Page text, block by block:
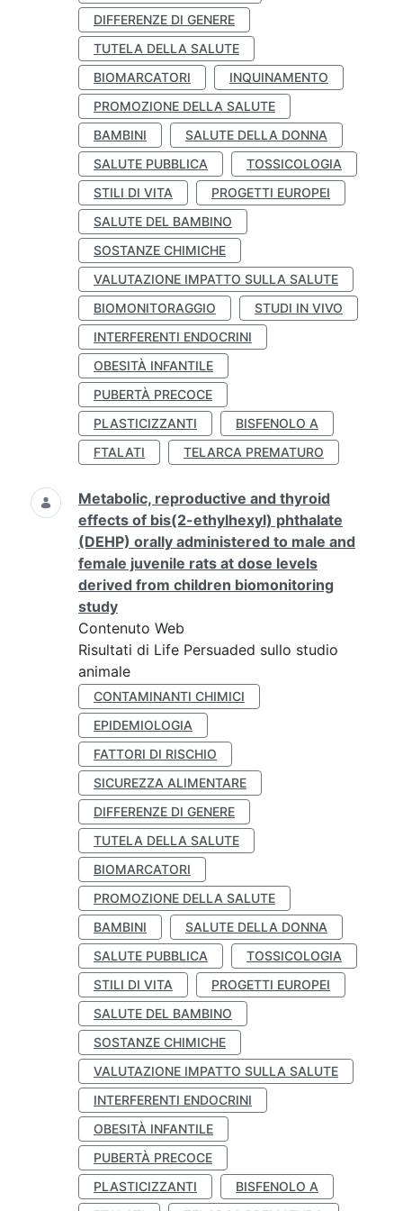
DIFFERENZE DI GENERE
TUTELA DELLA SALUTE
BIOMARCATORI
INQUINAMENTO
PROMOZIONE DELLA SALUTE
BAMBINI
SALUTE DELLA DONNA
SALUTE PUBBLICA
TOSSICOLOGIA
STILI DI VITA
PROGETTI EUROPEI
SALUTE DEL BAMBINO
SOSTANZE CHIMICHE
VALUTAZIONE IMPATTO SULLA SALUTE
BIOMONITORAGGIO
STUDI IN VIVO
INTERFERENTI ENDOCRINI
OBESITÀ INFANTILE
PUBERTÀ PRECOCE
PLASTICIZZANTI
BISFENOLO A
FTALATI
TELARCA PREMATURO
Metabolic, reproductive and thyroid
effects of bis(2-ethylhexyl) phthalate
(DEHP) orally administered to male and
female juvenile rats at dose levels
derived from children biomonitoring
study
Contenuto Web
Risultati di Life Persuaded sullo studio
animale
CONTAMINANTI CHIMICI
EPIDEMIOLOGIA
FATTORI DI RISCHIO
SICUREZZA ALIMENTARE
DIFFERENZE DI GENERE
TUTELA DELLA SALUTE
BIOMARCATORI
PROMOZIONE DELLA SALUTE
BAMBINI
SALUTE DELLA DONNA
SALUTE PUBBLICA
TOSSICOLOGIA
STILI DI VITA
PROGETTI EUROPEI
SALUTE DEL BAMBINO
SOSTANZE CHIMICHE
VALUTAZIONE IMPATTO SULLA SALUTE
INTERFERENTI ENDOCRINI
OBESITÀ INFANTILE
PUBERTÀ PRECOCE
PLASTICIZZANTI
BISFENOLO A